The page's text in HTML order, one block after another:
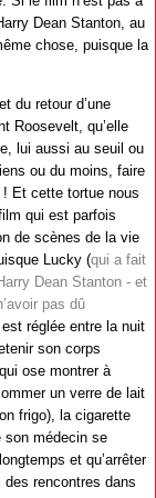
Dean Stanton, au
chose, puisque la
du retour d’une
Roosevelt, qu’elle
lui aussi au seuil ou
ou du moins, faire
Et cette tortue nous
qui est parfois
de scènes de la vie
Lucky (qui a fait
Dean Stanton - et
pas dû
est réglée entre la nuit
son corps
ose montrer à
un verre de lait
frigo), la cigarette
son médecin se
et qu’arrêter
rencontres dans